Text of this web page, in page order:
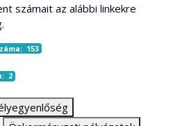
számait az alábbi linkekre
153
2